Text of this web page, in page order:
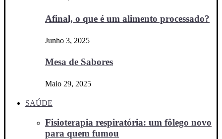
Afinal, o que é um alimento processado?
Junho 3, 2025
Mesa de Sabores
Maio 29, 2025
SAÚDE
Fisioterapia respiratória: um fôlego novo
para quem fumou